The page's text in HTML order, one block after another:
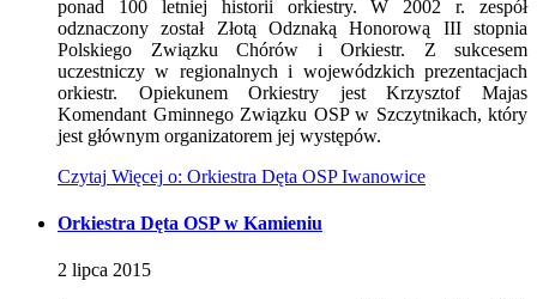
ponad 100 letniej historii orkiestry. W 2002 r. zespół
odznaczony został Złotą Odznaką Honorową III stopnia
Polskiego Związku Chórów i Orkiestr. Z sukcesem
uczestniczy w regionalnych i wojewódzkich prezentacjach
orkiestr. Opiekunem Orkiestry jest Krzysztof Majas
Komendant Gminnego Związku OSP w Szczytnikach, który
jest głównym organizatorem jej występów.
Czytaj Więcej o: Orkiestra Dęta OSP Iwanowice
Orkiestra Dęta OSP w Kamieniu
2 lipca 2015